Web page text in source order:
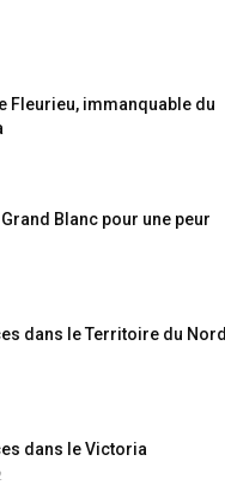
Fleurieu, immanquable du
Blanc pour une peur
dans le Territoire du Nord
dans le Victoria